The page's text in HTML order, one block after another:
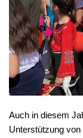
Auch in diesem
Unterstützung